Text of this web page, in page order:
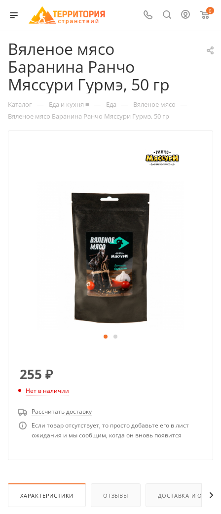
0
Вяленое мясо
Баранина Ранчо
Мяссури Гурмэ, 50 гр
Каталог — Еда и кухня ≡ — Еда — Вяленое мясо —
Вяленое мясо Баранина Ранчо Мяссури Гурмэ, 50 гр
255 ₽
Нет в наличии
Рассчитать доставку
Если товар отсутствует, то просто добавьте его в лист
ожидания и мы сообщим, когда он вновь появится
ХАРАКТЕРИСТИКИ ОТЗЫВЫ ДОСТАВКА И